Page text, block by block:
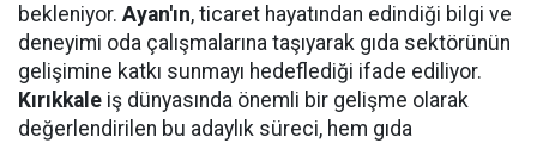
bekleniyor. Ayan'ın, ticaret hayatından edindiği bilgi ve
deneyimi oda çalışmalarına taşıyarak gıda sektörünün
gelişimine katkı sunmayı hedeflediği ifade ediliyor.
Kırıkkale iş dünyasında önemli bir gelişme olarak
değerlendirilen bu adaylık süreci, hem gıda